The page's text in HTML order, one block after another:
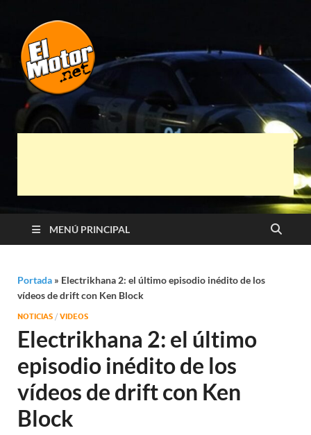
El Motor punto
Net
Automóviles
MENÚ PRINCIPAL
Portada » Electrikhana 2: el último episodio inédito de los
vídeos de drift con Ken Block
NOTICIAS / VIDEOS
Electrikhana 2: el último
episodio inédito de los
vídeos de drift con Ken
Block